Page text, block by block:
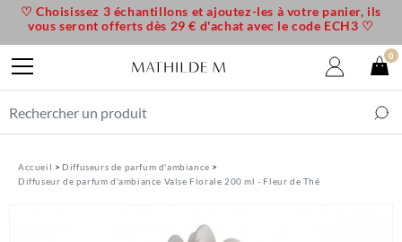
Accueil
Diffuseurs de parfum d'ambiance
Diffuseur de parfum d'ambiance Valse Florale 200 ml - Fleur de Thé
♡ Choisissez 3 échantillons et ajoutez-les à votre panier, ils
vous seront offerts dès 29 € d'achat avec le code ECH3 ♡
0